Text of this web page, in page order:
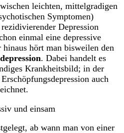
leichten, mittelgradigen
Symptomen)
Depression
einmal eine depressive
hinaus hört man bisweilen den
. Dabei handelt es
Krankheitsbild; in der
auch
ab wann man von einer